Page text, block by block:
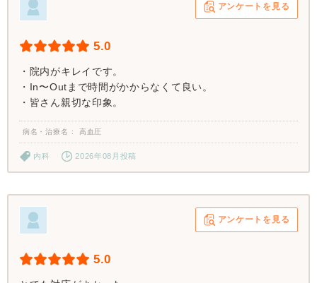
アンケートを見る
5.0
・院内がキレイです。
・In〜Outまで時間がかからなくて良い。
・皆さん親切な印象。
病名・治療名 高血圧
内科 2026年08月投稿
アンケートを見る
5.0